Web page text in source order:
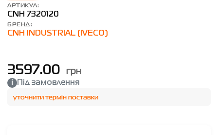
АРТИКУЛ:
CNH 7320120
БРЕНД:
CNH INDUSTRIAL (IVECO)
3597.00 грн
Під замовлення
уточнити термін поставки